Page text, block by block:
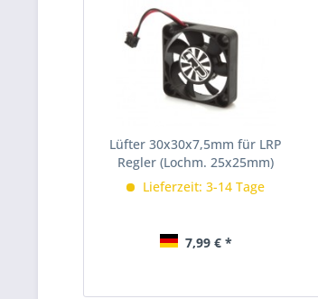
Lüfter 30x30x7,5mm für LRP
Regler (Lochm. 25x25mm)
Lieferzeit: 3-14 Tage
7,99 € *